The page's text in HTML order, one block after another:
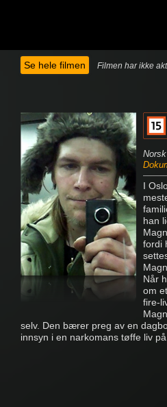
Se hele filmen Filmen har ikke
Norsk
I
han
fordi
Når
om
fire-
selv. Den bærer preg av en
innsyn i en narkomans tøffe liv på